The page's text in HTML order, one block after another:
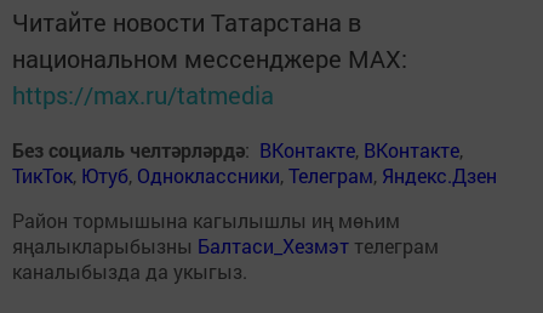
Читайте новости Татарстана в
национальном мессенджере MАХ:
https://max.ru/tatmedia
Без социаль челтәрләрдә: ВКонтакте, ВКонтакте,
ТикТок, Ютуб, Одноклассники,Телеграм, Яндекс.Дзен
Район тормышына кагылышлы иң мөһим
яңалыкларыбызны Балтаси_Хезмэт телеграм
каналыбызда да укыгыз.